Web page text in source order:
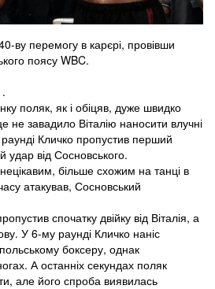
ву перемогу в карєрі, провівши
поясу WBC.
.
поляк, як і обіцяв, дуже швидко
не завадило Віталію наносити влучні
Кличко пропустив перший
від Сосновського.
більше схожим на танці в
атакував, Сосновський
спочатку двійку від Віталія, а
У 6-му раунді Кличко наніс
боксеру, однак
А останніх секундах поляк
але його спроба виявилась